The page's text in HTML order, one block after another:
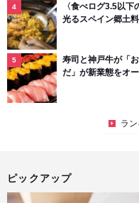
〈食べログ3.5以
光るスペイン郷土
寿司と神戸牛が「
だ」が新業態をオ
ラ
ピックアップ